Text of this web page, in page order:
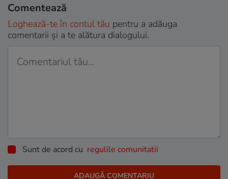
Comentează
Loghează-te în contul tău pentru a adăuga
comentarii și a te alătura dialogului.
Sunt de acord cu regulile comunitatii